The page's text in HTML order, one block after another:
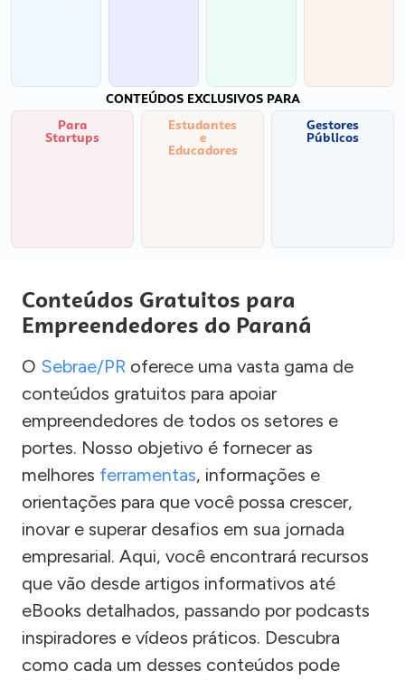
CONTEÚDOS EXCLUSIVOS PARA
Para
Startups
Estudantes
e
Educadores
Gestores
Públicos
Conteúdos Gratuitos para
Empreendedores do Paraná
O Sebrae/PR oferece uma vasta gama de
conteúdos gratuitos para apoiar
empreendedores de todos os setores e
portes. Nosso objetivo é fornecer as
melhores ferramentas, informações e
orientações para que você possa crescer,
inovar e superar desafios em sua jornada
empresarial. Aqui, você encontrará recursos
que vão desde artigos informativos até
eBooks detalhados, passando por podcasts
inspiradores e vídeos práticos. Descubra
como cada um desses conteúdos pode